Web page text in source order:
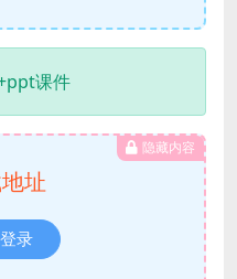
课件
隐藏内容
址
录